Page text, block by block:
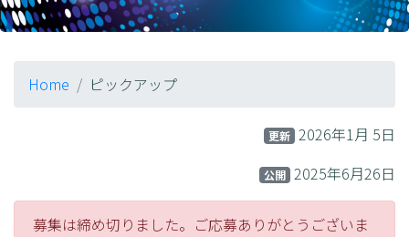
Home ピックアップ
更新 2026年1月 5日
公開 2025年6月26日
募集は締め切りました。ご応募ありがとうございま